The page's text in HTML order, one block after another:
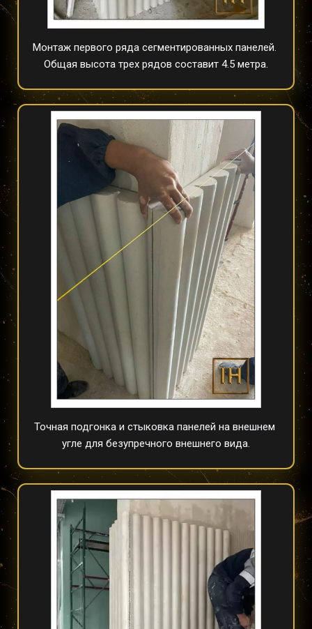
Монтаж первого ряда сегментированных панелей.
Общая высота трех рядов составит 4.5 метра.
Точная подгонка и стыковка панелей на внешнем
угле для безупречного внешнего вида.